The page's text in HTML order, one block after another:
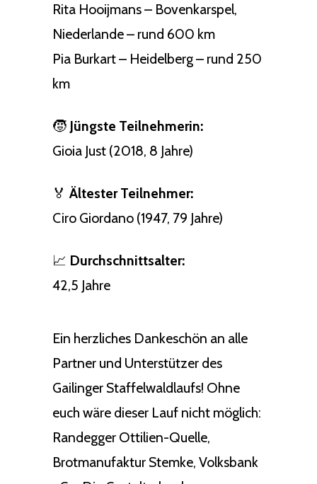
Rita Hooijmans – Bovenkarspel,
Niederlande – rund 600 km
Pia Burkart – Heidelberg – rund 250
km
🧒 Jüngste Teilnehmerin:
Gioia Just (2018, 8 Jahre)
🏅 Ältester Teilnehmer:
Ciro Giordano (1947, 79 Jahre)
📈 Durchschnittsalter:
42,5 Jahre
Ein herzliches Dankeschön an alle
Partner und Unterstützer des
Gailinger Staffelwaldlaufs! Ohne
euch wäre dieser Lauf nicht möglich:
Randegger Ottilien-Quelle,
Brotmanufaktur Stemke, Volksbank